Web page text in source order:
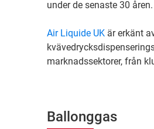
under de senaste 30 åren.
Air Liquide UK är erkänt
marknadssektorer, från
Ballonggas